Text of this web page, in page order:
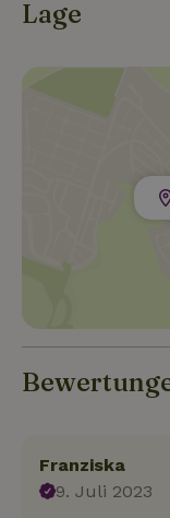
Lage
Franziska
9. Juli 2023